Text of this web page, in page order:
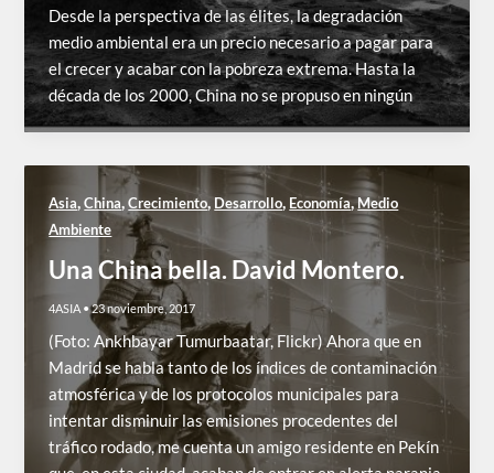
Desde la perspectiva de las élites, la degradación
medio ambiental era un precio necesario a pagar para
el crecer y acabar con la pobreza extrema. Hasta la
década de los 2000, China no se propuso en ningún
Asia,China,Crecimiento,Desarrollo, Economía,Medio
Ambiente
Una China bella. David Montero.
4ASIA •23 noviembre, 2017
(Foto: Ankhbayar Tumurbaatar, Flickr) Ahora que en
Madrid se habla tanto de los índices de contaminación
atmosférica y de los protocolos municipales para
intentar disminuir las emisiones procedentes del
tráfico rodado, me cuenta un amigo residente en Pekín